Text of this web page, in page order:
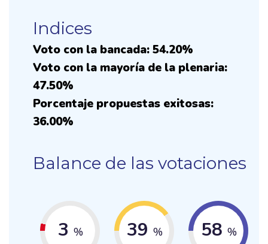
Indices
Voto con la bancada: 54.20%
Voto con la mayoría de la plenaria:
47.50%
Porcentaje propuestas exitosas:
36.00%
Balance de las votaciones
3 % 39 % 58 %